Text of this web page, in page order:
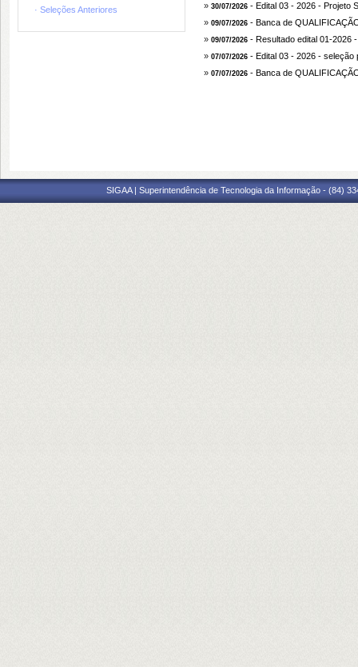
· Seleções Anteriores » 30/07/2026 - Edital 03 - 2026 - Projeto
» 09/07/2026 - Banca de
» 09/07/2026 - Resultado edital 01-2026
» 07/07/2026 - Edital 03 - 2026 -
» 07/07/2026 - Banca de
SIGAA | Superintendência de Tecnologia da Informação - (84)